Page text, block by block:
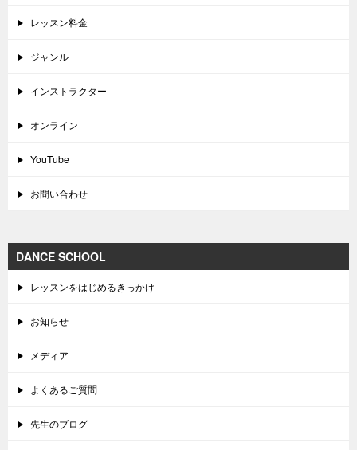
レッスン料金
ジャンル
インストラクター
オンライン
YouTube
お問い合わせ
DANCE SCHOOL
レッスンをはじめるきっかけ
お知らせ
メディア
よくあるご質問
先生のブログ